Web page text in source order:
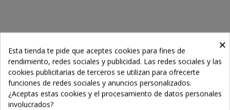
Descripción
Detalles del producto
LOS CLIENTES QUE ADQUIRIERON ESTE
×
Esta tienda te pide que aceptes cookies para fines de
rendimiento, redes sociales y publicidad. Las redes sociales y las
cookies publicitarias de terceros se utilizan para ofrecerte
funciones de redes sociales y anuncios personalizados.
¿Aceptas estas cookies y el procesamiento de datos personales
involucrados?